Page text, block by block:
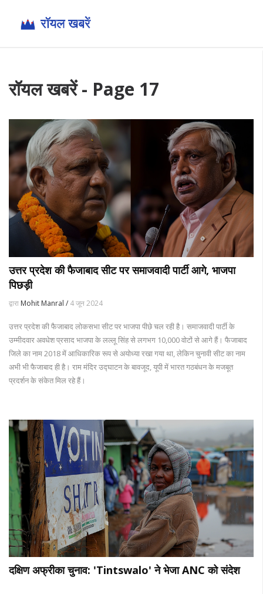
रॉयल खबरें - Page 17
उत्तर प्रदेश की फैजाबाद सीट पर समाजवादी पार्टी आगे, भाजपा
पिछड़ी
द्वारा Mohit Manral / 4 जून 2024
उत्तर प्रदेश की फैजाबाद लोकसभा सीट पर भाजपा पीछे चल रही है। समाजवादी पार्टी के
उम्मीदवार अवधेश प्रसाद भाजपा के लल्लू सिंह से लगभग 10,000 वोटों से आगे हैं। फैजाबाद
जिले का नाम 2018 में आधिकारिक रूप से अयोध्या रखा गया था, लेकिन चुनावी सीट का नाम
अभी भी फैजाबाद ही है। राम मंदिर उद्घाटन के बावजूद, यूपी में भारत गठबंधन के मजबूत
प्रदर्शन के संकेत मिल रहे हैं।
दक्षिण अफ्रीका चुनाव: 'Tintswalo' ने भेजा ANC को संदेश